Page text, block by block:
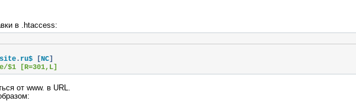
в .htaccess:
site. ru$ [NC]
[R=301,L]
от www. в URL.